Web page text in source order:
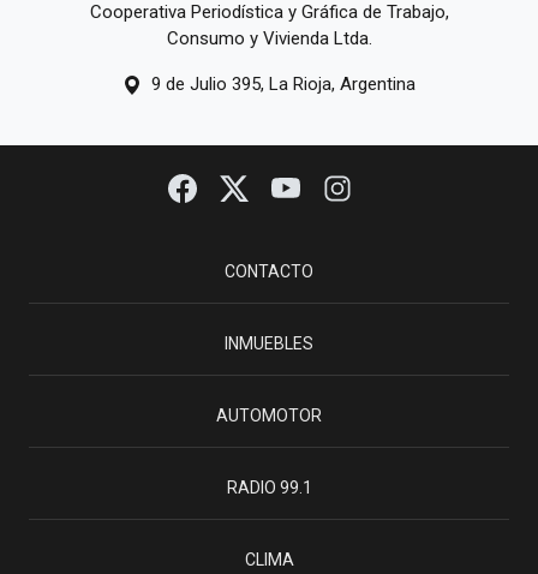
Cooperativa Periodística y Gráfica de Trabajo,
Consumo y Vivienda Ltda.
9 de Julio 395, La Rioja, Argentina
CONTACTO
INMUEBLES
AUTOMOTOR
RADIO 99.1
CLIMA